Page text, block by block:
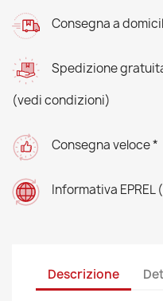
Consegna a
Spedizione
(vedi condizioni)
Consegna veloce *
Informativa
Descrizione